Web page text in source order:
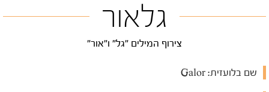
גלאור
צירוף המילים "גל" ו"אור"
שם בלועזית: